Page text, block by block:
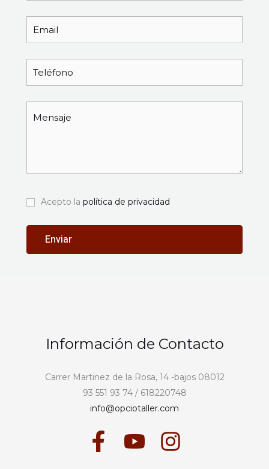
Acepto la política de privacidad
Información de Contacto
Carrer Martinez de la Rosa, 14 -bajos 08012
93 551 93 74 / 618220748
info@opciotaller.com